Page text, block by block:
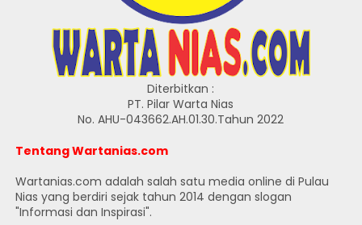
Diterbitkan :
PT. Pilar Warta Nias
No. AHU-043662.AH.01.30.Tahun 2022
Tentang Wartanias.com
Wartanias.com adalah salah satu media online di Pulau
Nias yang berdiri sejak tahun 2014 dengan slogan
"Informasi dan Inspirasi".